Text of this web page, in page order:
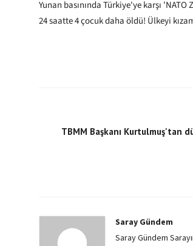
Yunan basınında Türkiye'ye karşı
24 saatte 4 çocuk daha öldü! Ülkeyi
TBMM Başkanı Kurtulmuş'tan
Saray Gündem
Saray Gündem